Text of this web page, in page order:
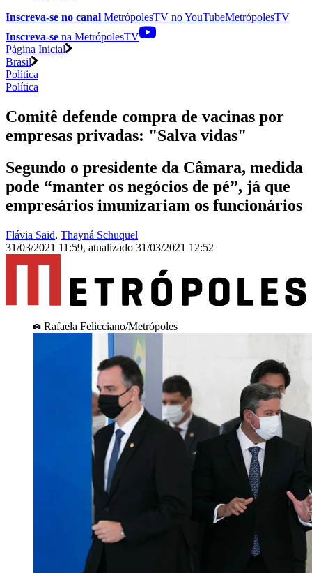
Inscreva-se no canal MetrópolesTV noYouTubeMetrópolesTV
Inscreva-se na MetrópolesTV
Página Inicial
Brasil
Política
Política
Comitê defende compra de vacinas por
empresas privadas: "Salva vidas"
Segundo o presidente da Câmara, medida
pode “manter os negócios de pé”, já que
empresários imunizariam os funcionários
Flávia Said, Thayná Schuquel
31/03/2021 11:59, atualizado 31/03/2021 12:52
Rafaela Felicciano/Metrópoles